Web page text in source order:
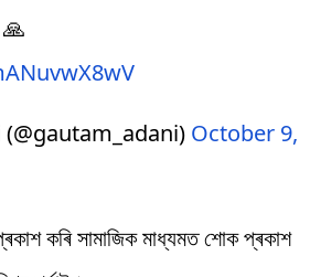
October 9,
কৰি সামাজিক মাধ্যমত শোক প্ৰকাশ